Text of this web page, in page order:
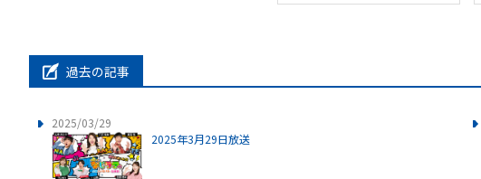
過去の記事
2025/03/29
2025年3月29日放送